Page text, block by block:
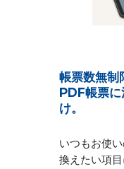
帳票数無制
PDF帳票
け
いつもお使
換えたい項